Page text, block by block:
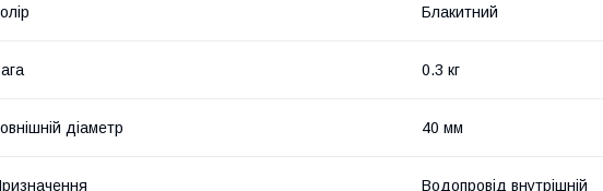
Блакитний
0.3 кг
діаметр 40 мм
Водопровід внутрішній